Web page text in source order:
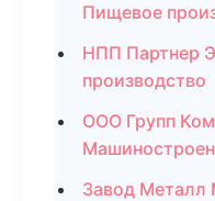
Пищевое
НПП Партнер
производство
ООО Групп
Завод Металл